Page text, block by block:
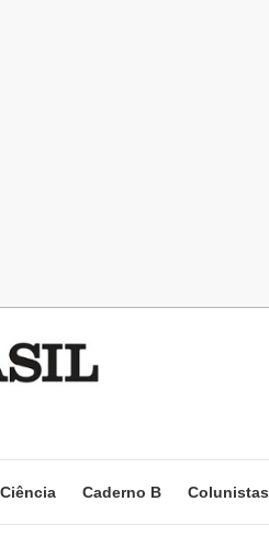
Ciência Caderno B Colunistas